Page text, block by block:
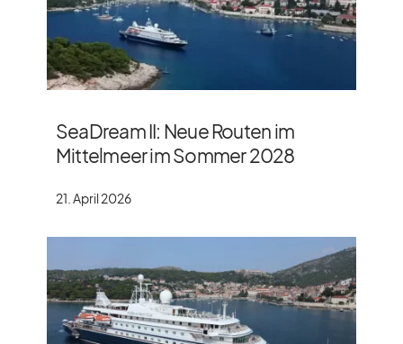
SeaDream II: Neue Routen im
Mittelmeer im Sommer 2028
21. April 2026